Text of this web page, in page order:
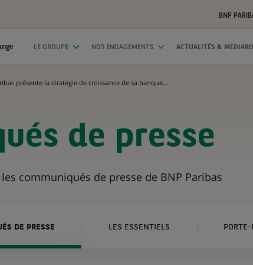
BNP
LE GROUPE NOS ENGAGEMENTS ACTUALITÉS &
présente la stratégie de croissance de sa banque...
de presse
communiqués de presse de BNP Paribas
DE PRESSE LES ESSENTIELS PORTE-